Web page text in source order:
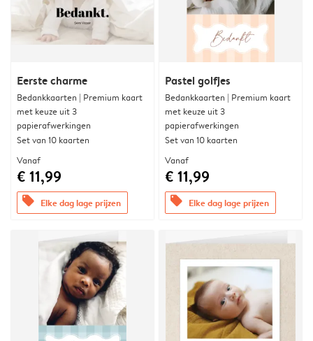
Eerste charme
Bedankkaarten | Premium kaart
met keuze uit 3
papierafwerkingen
Set van 10 kaarten
Vanaf
€ 11,99
offers Elke dag lage prijzen
Pastel golfjes
Bedankkaarten | Premium kaart
met keuze uit 3
papierafwerkingen
Set van 10 kaarten
Vanaf
€ 11,99
offers Elke dag lage prijzen